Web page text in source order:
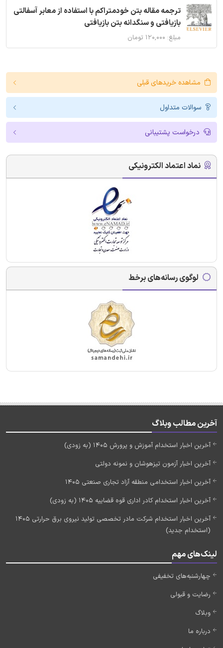
ترجمه مقاله بتن خودمتراکم با استفاده از معابر آسفالتی
بازیافتی و سنگدانه بتن بازیافتی
مبلغ: ۱۲۰,۰۰۰ تومان
مشاهده خریدهای قبلی
سوالات متداول
درخواست پشتیبانی
نماد اعتماد الکترونیکی
لوگوی رسانه‌های برخط
آخرین مطالب وبلاگ
آخرین اخبار استخدام آموزش و پرورش 1405 (به زودی)
آخرین اخبار آزمون تیزهوشان و نمونه دولتی
آخرین اخبار استخدامی منطقه آزاد تجاری صنعتی 1405
آخرین اخبار استخدام کادر اداری قوه قضاییه 1405 (به زودی)
آخرین اخبار استخدام شرکت مادر تخصصی تولید نیروی برق حرارتی 1405
(استخدام جدید)
لینک‌های مهم
چهارشنبه‌های تخفیفی
رضایت و قبولی
وبلاگ
درباره ما